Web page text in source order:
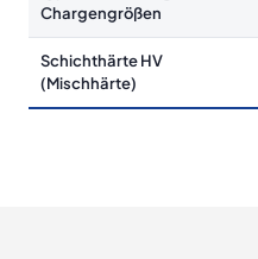
Chargengrößen
Schichthärte HV
(Mischhärte)